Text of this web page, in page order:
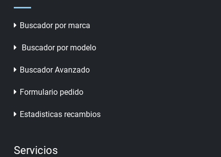
Buscador por marca
Buscador por modelo
Buscador Avanzado
Formulario pedido
Estadisticas recambios
Servicios